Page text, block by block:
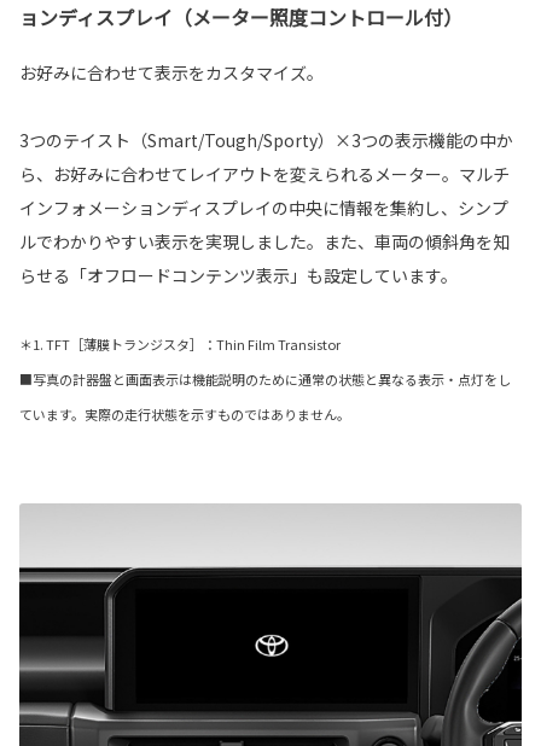
ョンディスプレイ（メーター照度コントロール付）
お好みに合わせて表示をカスタマイズ。
3つのテイスト（Smart/Tough/Sporty）×3つの表示機能の中か
ら、お好みに合わせてレイアウトを変えられるメーター。マルチ
インフォメーションディスプレイの中央に情報を集約し、シンプ
ルでわかりやすい表示を実現しました。また、車両の傾斜角を知
らせる「オフロードコンテンツ表示」も設定しています。
＊1. TFT［薄膜トランジスタ］：Thin Film Transistor
■写真の計器盤と画面表示は機能説明のために通常の状態と異なる表示・点灯をし
ています。実際の走行状態を示すものではありません。